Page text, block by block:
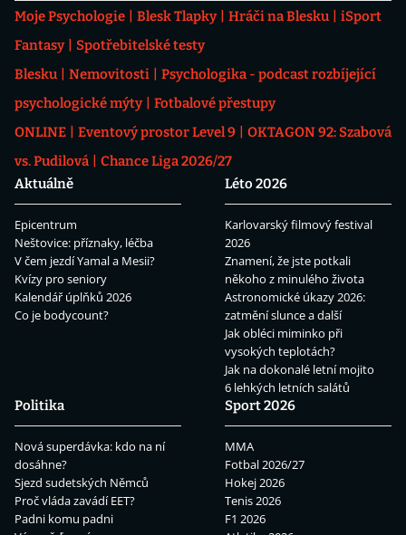
Moje Psychologie Blesk Tlapky Hráči na Blesku
iSport
Fantasy
Spotřebitelské testy
Blesku
Nemovitosti
Psychologika - podcast rozbíjející
psychologické mýty
Fotbalové přestupy
ONLINE
Eventový prostor Level 9
OKTAGON 92: Szabová
vs. Pudilová
Chance Liga 2026/27
Aktuálně
Epicentrum
Neštovice: příznaky, léčba
V čem jezdí Yamal a Mesii?
Kvízy pro seniory
Kalendář úplňků 2026
Co je bodycount?
Léto 2026
Karlovarský filmový festival
2026
Znamení, že jste potkali
někoho z minulého života
Astronomické úkazy 2026:
zatmění slunce a další
Jak obléci miminko při
vysokých teplotách?
Jak na dokonalé letní mojito
6 lehkých letních salátů
Politika
Nová superdávka: kdo na ní
dosáhne?
Sjezd sudetských Němců
Proč vláda zavádí EET?
Padni komu padni
Sport 2026
MMA
Fotbal 2026/27
Hokej 2026
Tenis 2026
F1 2026